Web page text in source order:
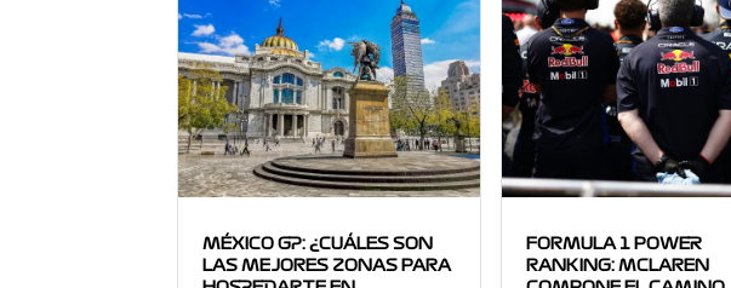
MÉXICO GP: ¿CUÁLES SON
LAS MEJORES ZONAS PARA
FORMULA 1 POWER
RANKING: MCLAREN